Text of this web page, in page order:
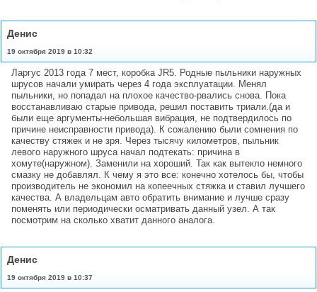
Денис
19 октября 2019 в 10:32
Ларгус 2013 года 7 мест, коробка JR5. Родные пыльники наружных
шрусов начали умирать через 4 года эксплуатации. Менял
пыльники, но попадал на плохое качество-рвались снова. Пока
восстанавливаю старые привода, решил поставить триали.(да и
были еще аргументы-небольшая вибрация, не подтвердилось по
причине неисправности привода). К сожалению были сомнения по
качеству стяжек и не зря. Через тысячу километров, пыльник
левого наружного шруса начал подтекать: причина в
хомуте(наружном). Заменили на хороший. Так как вытекло немного
смазку не добавлял. К чему я это все: конечно хотелось бы, чтобы
производитель не экономил на копеечных стяжка и ставил лучшего
качества. А владельцам авто обратить внимание и лучше сразу
поменять или периодически осматривать данный узел. А так
посмотрим на сколько хватит данного аналога.
Денис
19 октября 2019 в 10:37